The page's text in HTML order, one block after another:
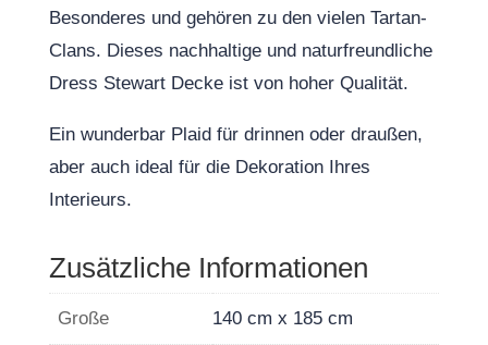
Besonderes und gehören zu den vielen Tartan-
Clans. Dieses nachhaltige und naturfreundliche
Dress Stewart Decke ist von hoher Qualität.
Ein wunderbar Plaid für drinnen oder draußen,
aber auch ideal für die Dekoration Ihres
Interieurs.
Zusätzliche Informationen
Große 140 cm x 185 cm